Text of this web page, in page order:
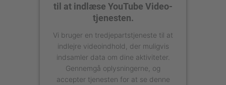
til at indlæse YouTube Video-
tjenesten.
Vi bruger en tredjepartstjeneste til at
indlejre videoindhold, der muligvis
indsamler data om dine aktiviteter.
Gennemgå oplysningerne, og
accepter tjenesten for at se denne